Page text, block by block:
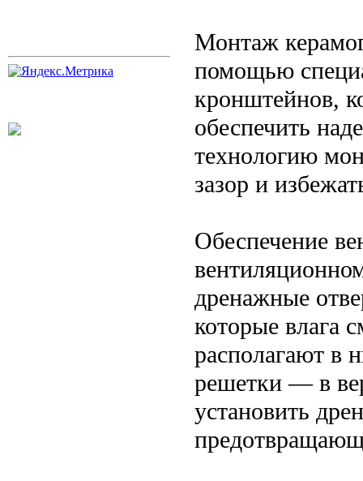
Монтаж
помощью
кронштейнов,
обеспечить
технологию
зазор и
Обеспечение
дренажные
которые влага
располагают в
решетки — в
установить